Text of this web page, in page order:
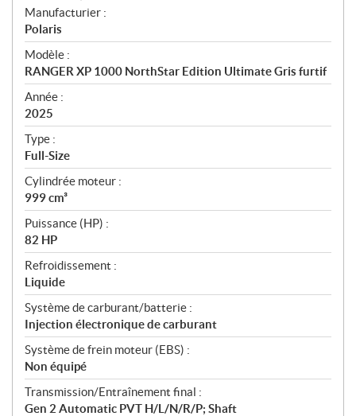
S
p
é
c
i
f
i
c
a
t
i
o
n
s
Manufacturier :
Polaris
Modèle :
RANGER XP 1000 NorthStar Edition Ultimate Gris furtif
Année :
2025
Type :
Full-Size
Cylindrée moteur :
999 cm³
Puissance (HP) :
82 HP
Refroidissement :
Liquide
Système de carburant/batterie :
Injection électronique de carburant
Système de frein moteur (EBS) :
Non équipé
Transmission/Entraînement final :
Gen 2 Automatic PVT H/L/N/R/P; Shaft